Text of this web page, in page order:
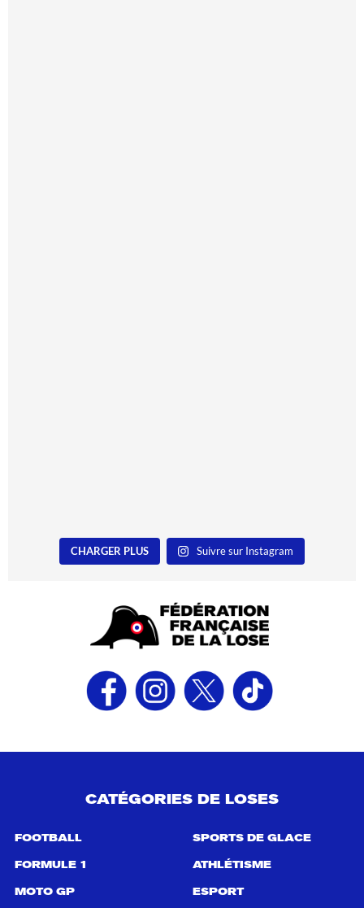
CHARGER PLUS Suivre sur Instagram
CATÉGORIES DE LOSES
FOOTBALL
FORMULE 1
MOTO GP
SPORTS DE GLACE
ATHLÉTISME
ESPORT